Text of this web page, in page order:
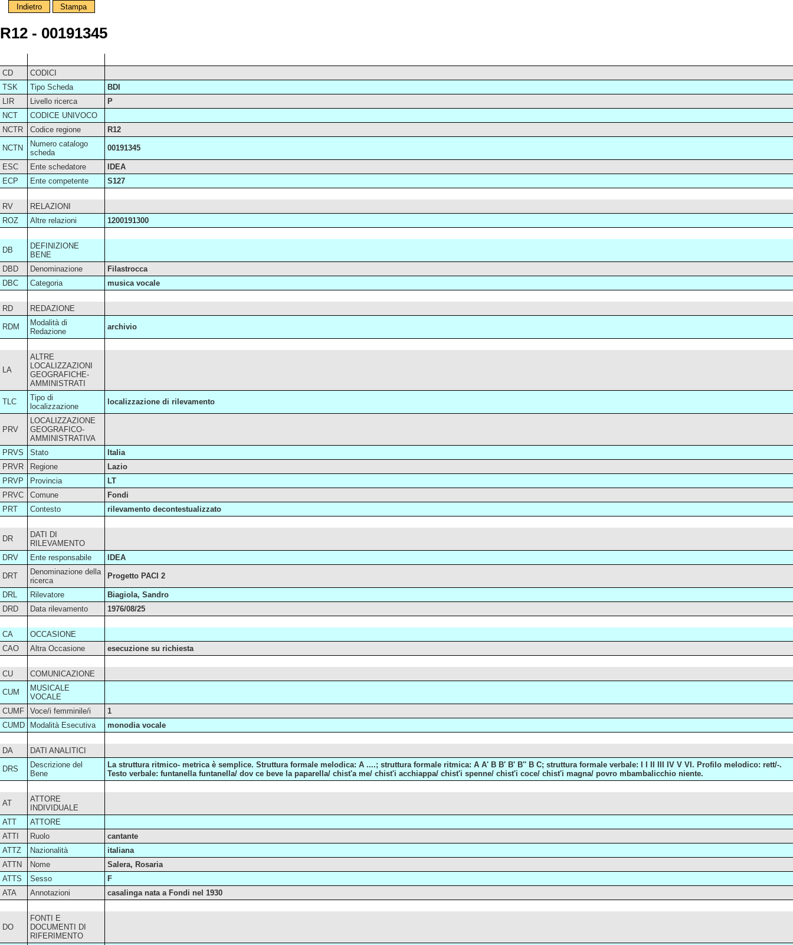
Indietro Stampa
R12 - 00191345
CD
CODICI
TSK
Tipo Scheda
BDI
LIR
Livello ricerca
P
NCT
CODICE UNIVOCO
NCTR
Codice regione R12
NCTN
Numero catalogo
scheda
00191345
ESC Ente schedatore
IDEA
ECP
Ente competente S127
RV
RELAZIONI
ROZ
Altre relazioni 1200191300
DB
DEFINIZIONE
BENE
DBD
Denominazione
Filastrocca
DBC
Categoria musica vocale
RD REDAZIONE
RDM
Modalità di
Redazione
archivio
LA
ALTRE
LOCALIZZAZIONI
GEOGRAFICHE-
AMMINISTRATI
TLC
Tipo di
localizzazione
localizzazione di rilevamento
PRV
LOCALIZZAZIONE
GEOGRAFICO-
AMMINISTRATIVA
PRVS
Stato
Italia
PRVR
Regione
Lazio
PRVP
Provincia
LT
PRVC
Comune
Fondi
PRT
Contesto rilevamento decontestualizzato
DR
DATI DI
RILEVAMENTO
DRV
Ente responsabile IDEA
DRT
Denominazione della
ricerca
Progetto PACI 2
DRL Rilevatore
Biagiola, Sandro
DRD
Data rilevamento 1976/08/25
CA
OCCASIONE
CAO
Altra Occasione esecuzione su richiesta
CU COMUNICAZIONE
CUM
MUSICALE
VOCALE
CUMF
Voce/i femminile/i
1
CUMD
Modalità Esecutiva monodia vocale
DA DATI ANALITICI
DRS
Descrizione del
Bene
La struttura ritmico- metrica è semplice. Struttura formale melodica: A ....; struttura formale ritmica: A A' B B' B' B'' B C; struttura formale verbale: I I II III IV V VI. Profilo melodico: rett/-.
Testo verbale: funtanella funtanella/ dov ce beve la paparella/ chist'a me/ chist'i acchiappa/ chist'i spenne/ chist'i coce/ chist'i magna/ povro mbambalicchio niente.
AT
ATTORE
INDIVIDUALE
ATT
ATTORE
ATTI
Ruolo
cantante
ATTZ
Nazionalità
italiana
ATTN
Nome
Salera, Rosaria
ATTS
Sesso
F
ATA
Annotazioni casalinga nata a Fondi nel 1930
DO
FONTI E
DOCUMENTI DI
RIFERIMENTO